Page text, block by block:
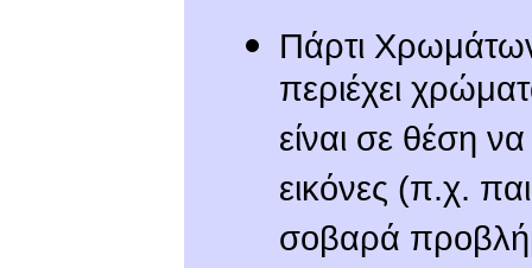
Πάρτι
περιέχει
είναι σε θέση
εικόνες (π.χ.
σοβαρά